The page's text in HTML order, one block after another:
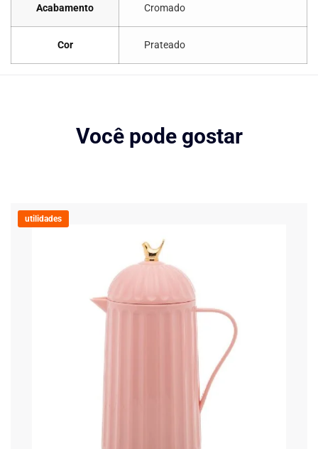
Acabamento Cromado
Cor Prateado
Você pode gostar
utilidades